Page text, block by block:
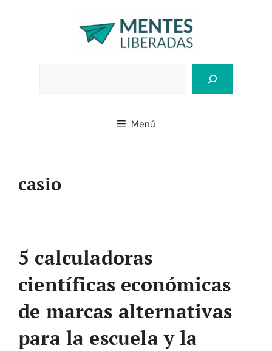
Menú
casio
5 calculadoras
científicas económicas
de marcas alternativas
para la escuela y la